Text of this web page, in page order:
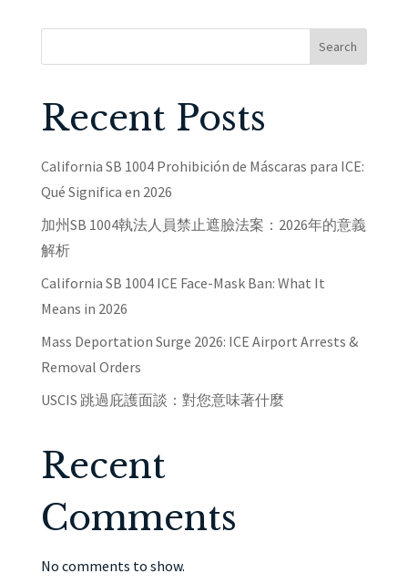
Search
Recent Posts
California SB 1004 Prohibición de Máscaras para ICE:
Qué Significa en 2026
加州SB 1004執法人員禁止遮臉法案：2026年的意義
解析
California SB 1004 ICE Face-Mask Ban: What It
Means in 2026
Mass Deportation Surge 2026: ICE Airport Arrests &
Removal Orders
USCIS 跳過庇護面談：對您意味著什麼
Recent
Comments
No comments to show.